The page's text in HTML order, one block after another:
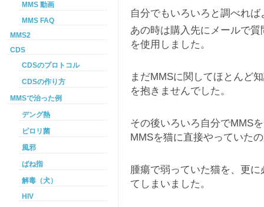
自分でもいろいろと調べれ
あの時は購入先にメールで
を使用しました。
まだMMSに関してほとんど
を抱きませんでした。
その後いろいろ自分でMMS
MMSを猫に直接やっていた
腫瘍で弱っていた猫を、更
てしまいました。
MMS 動画
MMS FAQ
MMS2
CDS
CDSのプロトコル
CDSの作り方
MMSで治った例
デング熱
ピロリ菌
風邪
ばね指
解毒（犬）
HIV